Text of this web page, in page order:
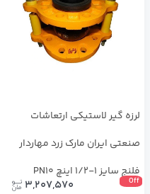
لرزه گیر لاستیکی ارتعاشات
صنعتی ایران مارک زرد مهاردار
فلنج سایز 1-1/2 اینچ PN10
Off
3,207,570